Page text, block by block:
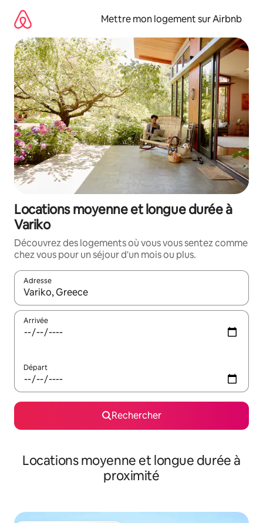
directement
contenu
Mettre mon logement sur Airbnb
Locations moyenne et longue durée à
Variko
Découvrez des logements où vous vous sentez comme
chez vous pour un séjour d'un mois ou plus.
Adresse
Lorsque les résultats s'affichent, utilisez les flèches vers le
Arrivée
Départ
Rechercher
Locations moyenne et longue durée à
proximité